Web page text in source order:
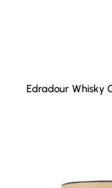
Average rating of
Edradour Whisky